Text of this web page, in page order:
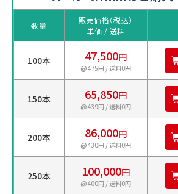
数量
販売価格（税込）
単価 / 送料
100本 47,500円
@475円 / 送料0円
150本 65,850円
@439円 / 送料0円
200本 86,000円
@430円 / 送料0円
250本 100,000円
@400円 / 送料0円